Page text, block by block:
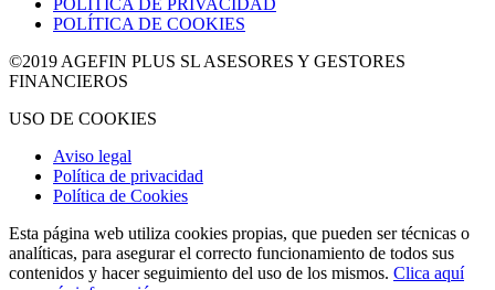
POLÍTICA DE COOKIES
©2019 AGEFIN PLUS SL ASESORES Y GESTORES
FINANCIEROS
USO DE COOKIES
Aviso legal
Política de privacidad
Política de Cookies
Esta página web utiliza cookies propias, que pueden ser técnicas o
analíticas, para asegurar el correcto funcionamiento de todos sus
contenidos y hacer seguimiento del uso de los mismos. Clica aquí